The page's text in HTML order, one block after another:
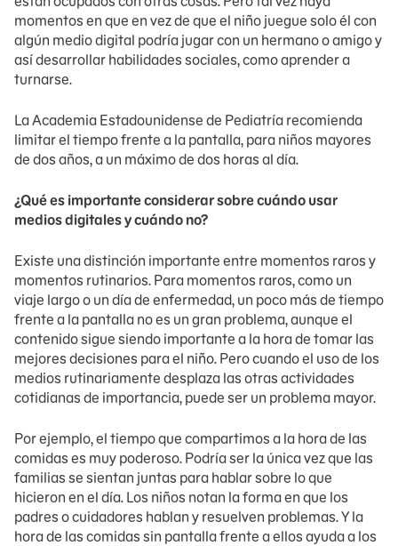
momentos en que en vez de que el niño juegue solo él con
algún medio digital podría jugar con un hermano o amigo y
así desarrollar habilidades sociales, como aprender a
turnarse.
La Academia Estadounidense de Pediatría recomienda
limitar el tiempo frente a la pantalla, para niños mayores
de dos años, a un máximo de dos horas al día.
¿Qué es importante considerar sobre cuándo usar
medios digitales y cuándo no?
Existe una distinción importante entre momentos raros y
momentos rutinarios. Para momentos raros, como un
viaje largo o un día de enfermedad, un poco más de tiempo
frente a la pantalla no es un gran problema, aunque el
contenido sigue siendo importante a la hora de tomar las
mejores decisiones para el niño. Pero cuando el uso de los
medios rutinariamente desplaza las otras actividades
cotidianas de importancia, puede ser un problema mayor.
Por ejemplo, el tiempo que compartimos a la hora de las
comidas es muy poderoso. Podría ser la única vez que las
familias se sientan juntas para hablar sobre lo que
hicieron en el día. Los niños notan la forma en que los
padres o cuidadores hablan y resuelven problemas. Y la
hora de las comidas sin pantalla frente a ellos ayuda a los